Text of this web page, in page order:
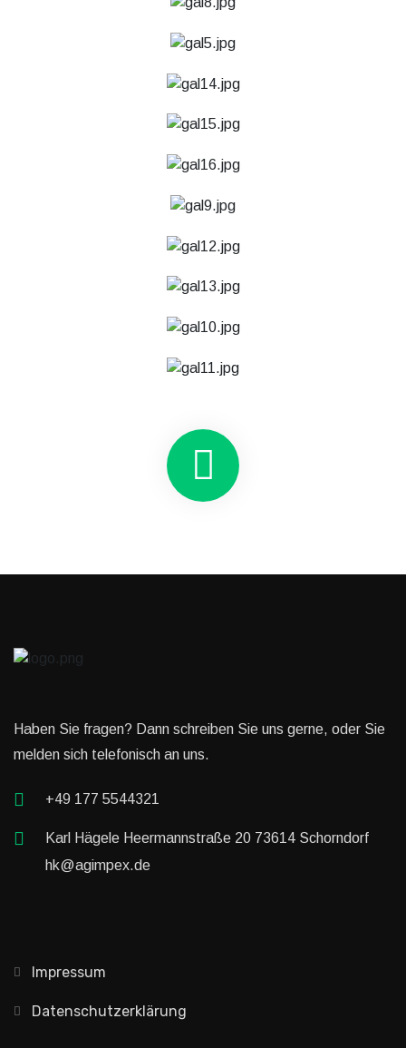
Haben Sie fragen? Dann schreiben Sie uns gerne, oder Sie
melden sich telefonisch an uns.
+49 177 5544321
Karl Hägele Heermannstraße 20 73614 Schorndorf
hk@agimpex.de
Impressum
Datenschutzerklärung